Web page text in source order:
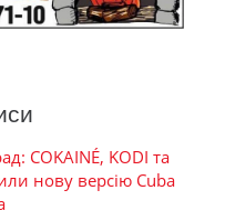
COKAINÉ, KODI та
нову версію Cuba